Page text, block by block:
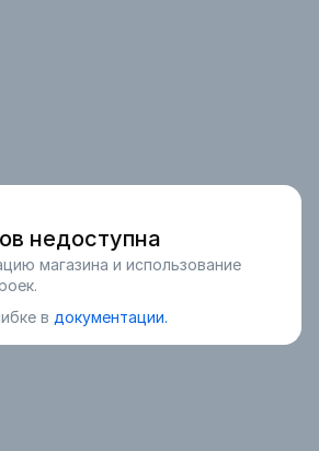
недоступна
магазина и использование
в документации.